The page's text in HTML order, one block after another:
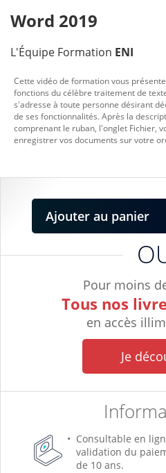
Word 2019
L'Équipe Formation ENI
Pour moins
Tous nos
en accès
Je
Consultable en
validation du
de 10 ans.
Ajouter au panier
Cette vidéo de formation vous
fonctions du célèbre traitement de
s'adresse à toute personne désirant
de ses fonctionnalités. Après la
comprenant le ruban, l'onglet Fichier,
enregistrer vos documents sur votre